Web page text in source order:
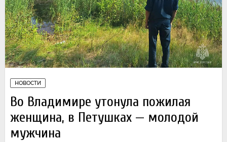
НОВОСТИ
Во Владимире утонула пожилая
женщина, в Петушках — молодой
мужчина